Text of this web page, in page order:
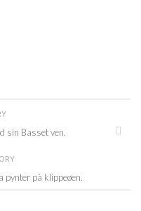
sin Basset ven.
pynter på klippeøen.